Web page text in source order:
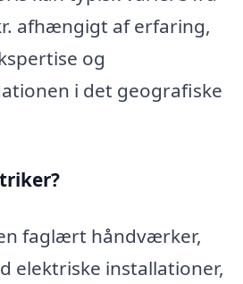
afhængigt af erfaring,
og
i det geografiske
faglært håndværker,
elektriske installationer,